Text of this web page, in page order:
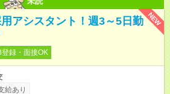
NEW
アシスタント！週3～5日勤
登録・面接OK
給あり